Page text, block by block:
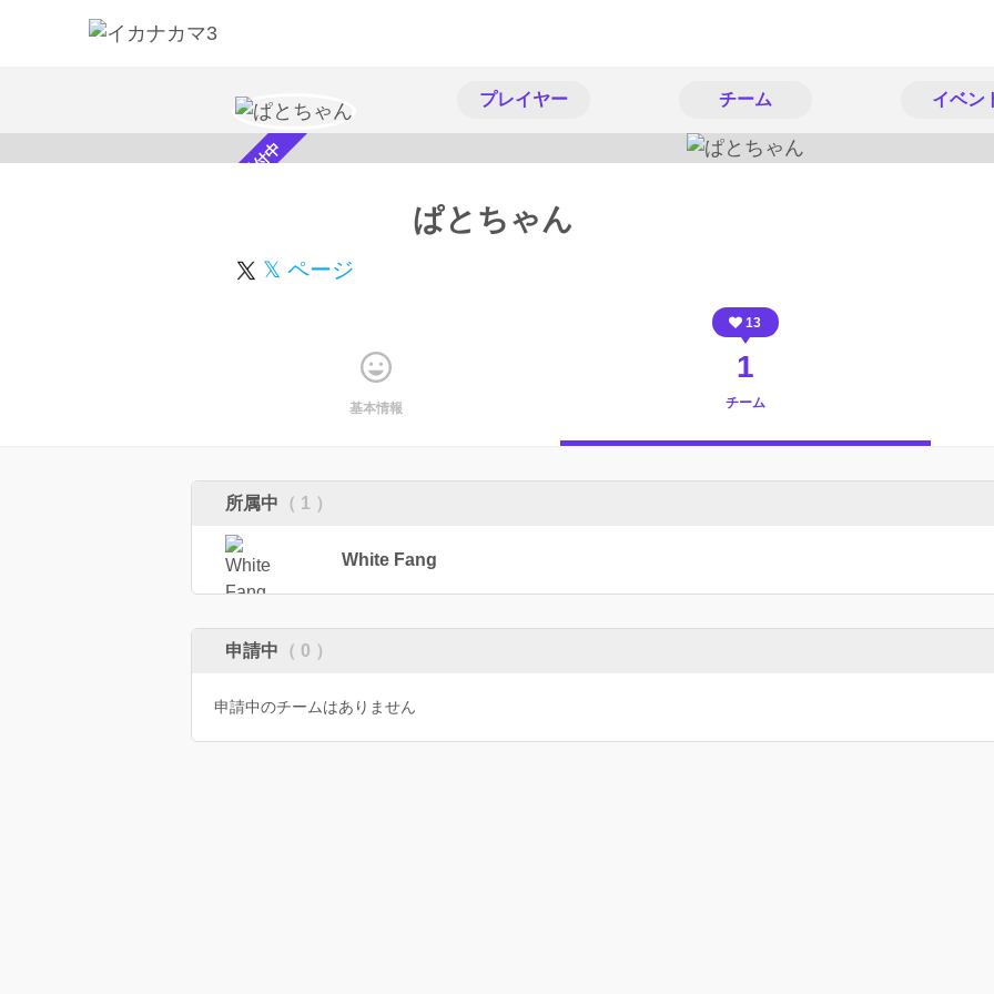
プレイヤー チーム イベン
スカウト受付中 ぱとちゃん
𝕏 ページ
基本情報
13
1
チーム
所属中 （ 1 ）
White Fang
申請中 （ 0 ）
申請中のチームはありません